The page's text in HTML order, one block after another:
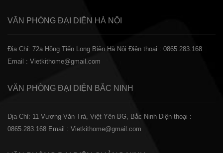
VĂN PHÒNG ĐẠI DIỆN HÀ NỘI
Địa Chỉ: 72a Hồng Tiến Long Biên Hà Nội Điện thoại : 0865.283.168
Email : Vietkithome@gmail.com
VĂN PHÒNG ĐẠI DIỆN BẮC NINH
Địa Chỉ: 11 Vương Văn Trà, Việt Yên BG, Bắc Ninh Điện thoại :
0865.283.168 Email : Vietkithome@gmail.com